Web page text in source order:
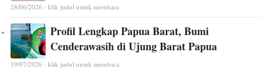
28/06/2026 - klik judul untuk membaca
Profil Lengkap Papua Barat, Bumi
Cenderawasih di Ujung Barat Papua
19/07/2026 - klik judul untuk membaca